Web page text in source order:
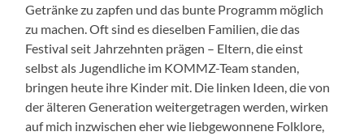
Getränke zu zapfen und das bunte Programm möglich
zu machen. Oft sind es dieselben Familien, die das
Festival seit Jahrzehnten prägen – Eltern, die einst
selbst als Jugendliche im KOMMZ-Team standen,
bringen heute ihre Kinder mit. Die linken Ideen, die von
der älteren Generation weitergetragen werden, wirken
auf mich inzwischen eher wie liebgewonnene Folklore,